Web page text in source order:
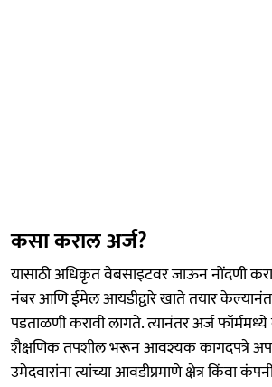
कसा कराल अर्ज?
यासाठी अधिकृत वेबसाइटवर जाऊन नोंदणी
नंबर आणि ईमेल आयडीद्वारे खाते तयार
पडताळणी करावी लागते. त्यानंतर अर्ज
शैक्षणिक तपशील भरून आवश्यक कागदपत्रे
उमेदवारांना त्यांच्या आवडीप्रमाणे क्षेत्र किंवा